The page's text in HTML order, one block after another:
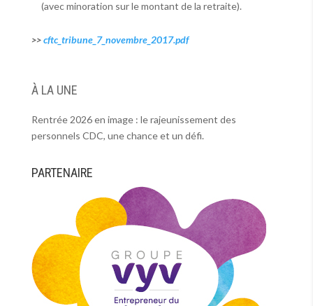
(avec minoration sur le montant de la retraite).
>>cftc_tribune_7_novembre_2017.pdf
À LA UNE
Rentrée 2026 en image : le rajeunissement des
personnels CDC, une chance et un défi.
PARTENAIRE